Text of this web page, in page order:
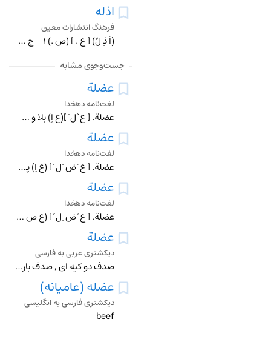
اذله
فرهنگ انتشارات معین
(اَ ذِ لِّ) [ ع . ] (ص .) 1 - جِ ذلیل ؛ ذلیل شدگان . 2 - جِ ذلول ؛ نرم دلان .
جست‌وجوی مشابه
عضلة
لغت‌نامه دهخدا
عضلة. [ ع ُ ل َ ](ع اِ) بلا و سختی . (منتهی الارب ). داهیة. (اقرب الموارد). انه لَعضلة من العضل ؛ آن بلائی است از بلاها. ج ، عُضْل و عُضَل . (از منتهی الارب ) (
عضلة
لغت‌نامه دهخدا
عضلة. [ ع َ ض َ ل َ ] (ع اِ) پی یا گوشت درشت ، و گوشت بازو و ساق ، و هر گوشت که پر و مجتمع باشد در پی . (منتهی الارب ). گوشت ساق و گوشت بازو. (دهار). هر عصبی که
عضلة
لغت‌نامه دهخدا
عضلة. [ ع َ ض ِ ل َ ] (ع ص ) زن پرگوشت و سمج و زشت . (از اقرب الموارد از لسان ).
عضلة
دیکشنری عربی به فارسی
صدف دو کپه اي , صدف باريک دريايي ورودخانه اي
عضله (عامیانه)
دیکشنری فارسی به انگلیسی
beef